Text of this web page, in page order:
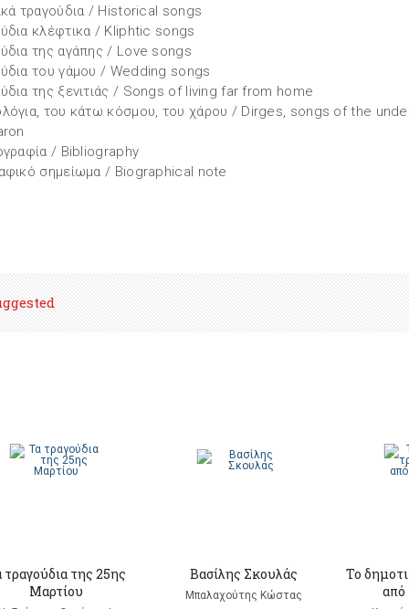
τραγούδια / Historical songs
κλέφτικα / Kliphtic songs
της αγάπης / Love songs
του γάμου / Wedding songs
της ξενιτιάς / Songs of living far from home
του κάτω κόσμου, του χάρου / Dirges, songs of the
/ Bibliography
σημείωμα / Biographical note
τραγούδια της 25ης
Μαρτίου
Βασίλης Σκουλάς
Μπαλαχούτης Κώστας
Το
από